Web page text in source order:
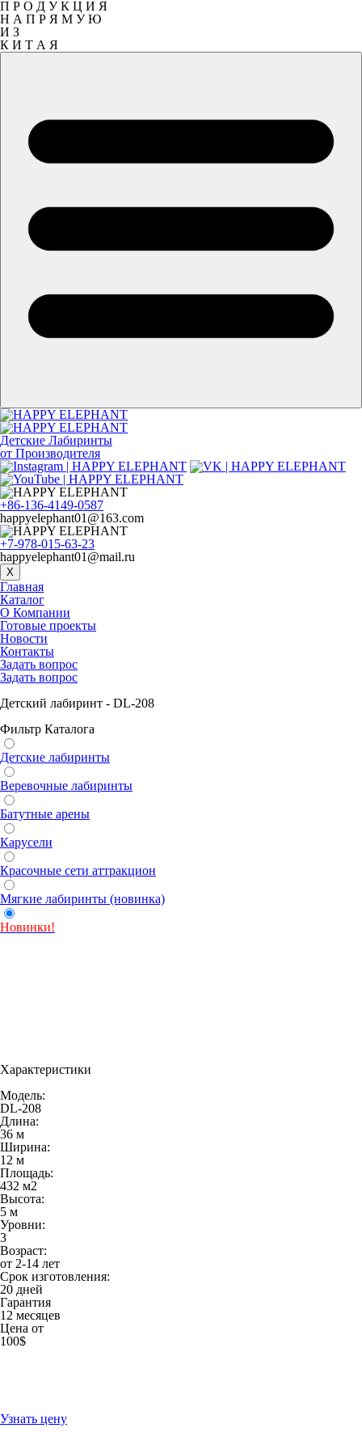
П Р О Д У К Ц И Я
Н А П Р Я М У Ю
И З
К И Т А Я
Детские Лабиринты
от Производителя
+86-136-4149-0587
happyelephant01@163.com
+7-978-015-63-23
happyelephant01@mail.ru
X
Главная
Каталог
О Компании
Готовые проекты
Новости
Контакты
Задать вопрос
Задать вопрос
Детский лабиринт - DL-208
Фильтр Каталога
Детские лабиринты
Веревочные лабиринты
Батутные арены
Карусели
Красочные сети аттракцион
Мягкие лабиринты (новинка)
Новинки!
Характеристики
Модель:
DL-208
Длина:
36 м
Ширина:
12 м
Площадь:
432 м2
Высота:
5 м
Уровни:
3
Возраст:
от 2-14 лет
Срок изготовления:
20 дней
Гарантия
12 месяцев
Цена от
100$
Узнать цену